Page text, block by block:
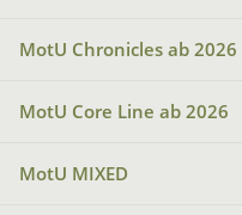
MotU Chronicles ab 2026
MotU Core Line ab 2026
MotU MIXED